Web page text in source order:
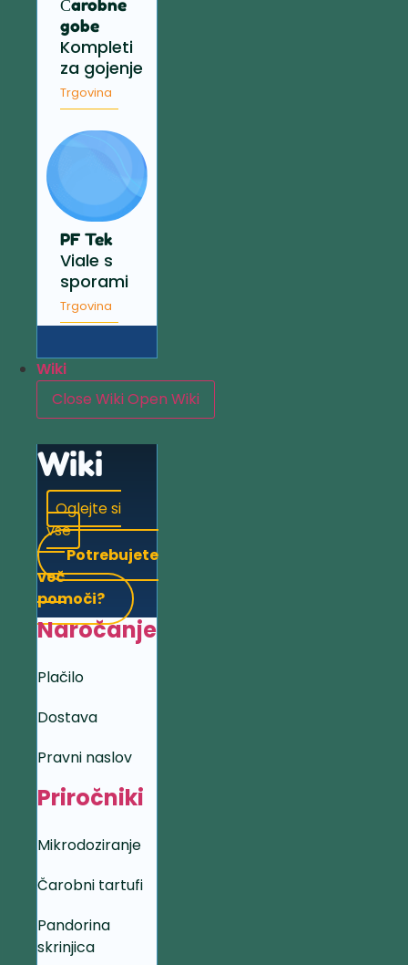
Čarobne
gobe
Kompleti
za gojenje
Trgovina
PF Tek
Viale s
sporami
Trgovina
Wiki
Close WikiOpen Wiki
Wiki
Oglejte si
vse
Potrebujete
več
pomoči?
Naročanje
Plačilo
Dostava
Pravni naslov
Priročniki
Mikrodoziranje
Čarobni tartufi
Pandorina
skrinjica